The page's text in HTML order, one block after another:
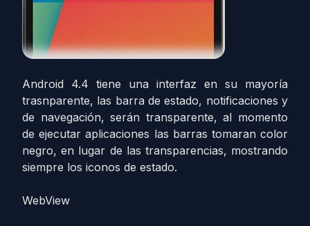
Android 4.4 tiene una interfaz en su mayoría
trasnparente, las barra de estado, notificaciones y
de navegación, serán transparente, al momento
de ejecutar aplicaciones las barras tomaran color
negro, en lugar de las transparencias, mostrando
siempre los iconos de estado.
WebView